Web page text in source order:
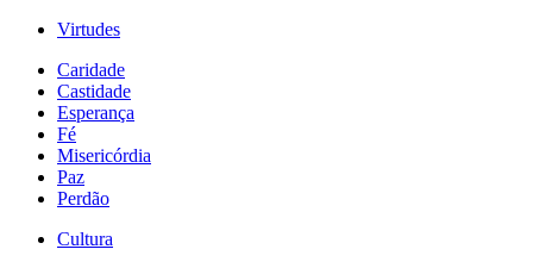
Virtudes
Caridade
Castidade
Esperança
Fé
Misericórdia
Paz
Perdão
Cultura